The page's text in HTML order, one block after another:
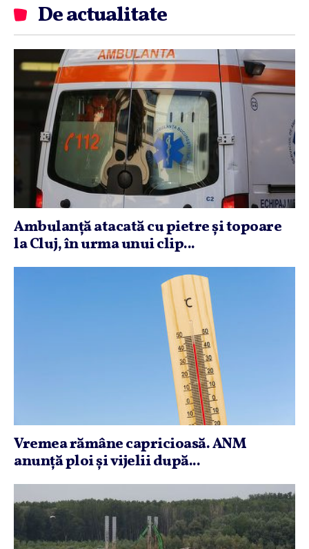
De actualitate
Ambulanţă atacată cu pietre şi topoare
la Cluj, în urma unui clip...
Vremea rămâne capricioasă. ANM
anunţă ploi şi vijelii după...